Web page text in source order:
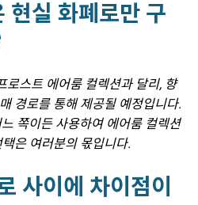
현실 화폐로만 구
로스트 에어룸 컬렉션과 달리, 향
경로를 통해 제공될 예정입니다.
쪽이든 사용하여 에어룸 컬렉션
은 여러분의 몫입니다.
사이에 차이점이